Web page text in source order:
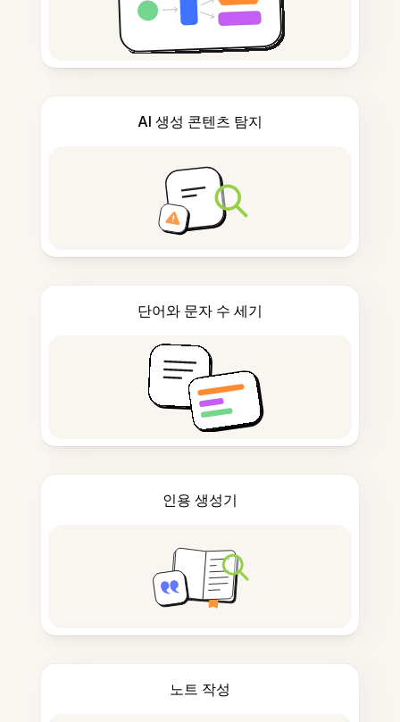
AI 생성 콘텐츠 탐지
단어와 문자 수 세기
인용 생성기
노트 작성